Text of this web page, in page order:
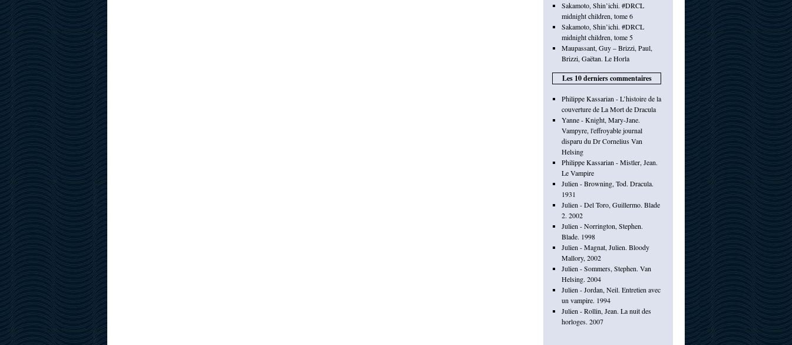
Sakamoto, Shin’ichi. #DRCL
midnight children, tome 6
Sakamoto, Shin’ichi. #DRCL
midnight children, tome 5
Maupassant, Guy – Brizzi, Paul,
Brizzi, Gaëtan. Le Horla
Les 10 derniers commentaires
Philippe Kassarian - L’histoire de la
couverture de La Mort de Dracula
Yanne - Knight, Mary-Jane.
Vampyre, l'effroyable journal
disparu du Dr Cornelius Van
Helsing
Philippe Kassarian - Mistler, Jean.
Le Vampire
Julien - Browning, Tod. Dracula.
1931
Julien - Del Toro, Guillermo. Blade
2. 2002
Julien - Norrington, Stephen.
Blade. 1998
Julien - Magnat, Julien. Bloody
Mallory, 2002
Julien - Sommers, Stephen. Van
Helsing. 2004
Julien - Jordan, Neil. Entretien avec
un vampire. 1994
Julien - Rollin, Jean. La nuit des
horloges. 2007